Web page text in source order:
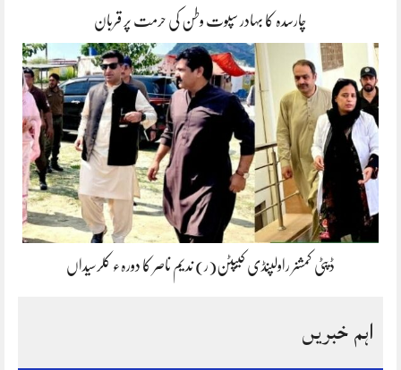
چارسدہ کا بہادر سپوت وطن کی حرمت پر قربان
ڈپٹی کمشنر راولپنڈی کیپٹن(ر) ندیم ناصر کا دورہء کلرسیداں
اہم خبریں